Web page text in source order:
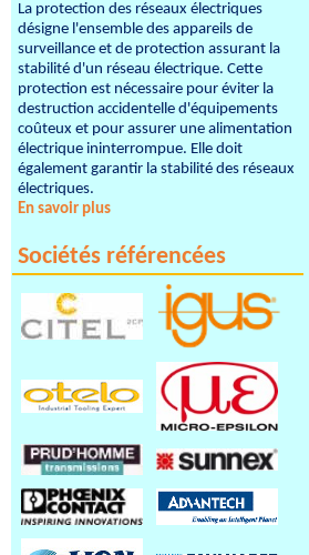
La protection des réseaux électriques
désigne l'ensemble des appareils de
surveillance et de protection assurant la
stabilité d'un réseau électrique. Cette
protection est nécessaire pour éviter la
destruction accidentelle d'équipements
coûteux et pour assurer une alimentation
électrique ininterrompue. Elle doit
également garantir la stabilité des réseaux
électriques.
En savoir plus
Sociétés référencées